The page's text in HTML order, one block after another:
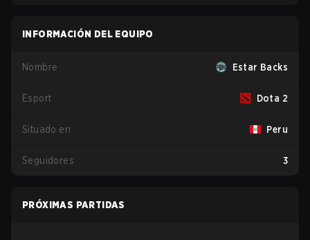
INFORMACIÓN DEL EQUIPO
Nombre Estar Backs
Esport Dota 2
Situado en Peru
Seguidores 3
PRÓXIMAS PARTIDAS